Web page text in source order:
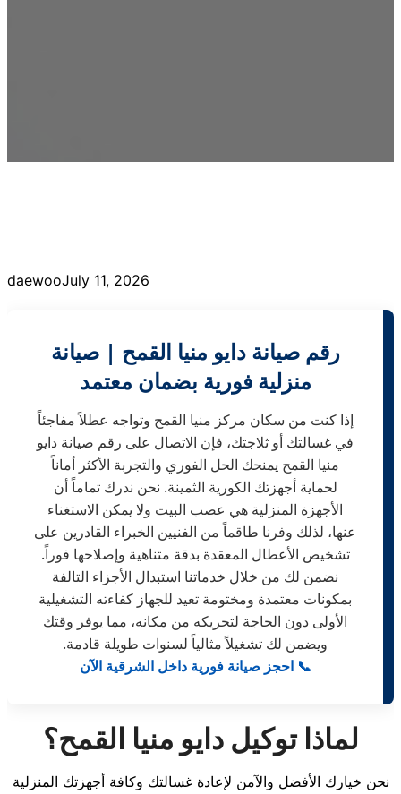
daewooJuly 11, 2026
رقم صيانة دايو منيا القمح | صيانة
منزلية فورية بضمان معتمد
إذا كنت من سكان مركز منيا القمح وتواجه عطلاً مفاجئاً
في غسالتك أو ثلاجتك، فإن الاتصال على رقم صيانة دايو
منيا القمح يمنحك الحل الفوري والتجربة الأكثر أماناً
لحماية أجهزتك الكورية الثمينة. نحن ندرك تماماً أن
الأجهزة المنزلية هي عصب البيت ولا يمكن الاستغناء
عنها، لذلك وفرنا طاقماً من الفنيين الخبراء القادرين على
تشخيص الأعطال المعقدة بدقة متناهية وإصلاحها فوراً.
نضمن لك من خلال خدماتنا استبدال الأجزاء التالفة
بمكونات معتمدة ومختومة تعيد للجهاز كفاءته التشغيلية
الأولى دون الحاجة لتحريكه من مكانه، مما يوفر وقتك
ويضمن لك تشغيلاً مثالياً لسنوات طويلة قادمة.
📞 احجز صيانة فورية داخل الشرقية الآن
لماذا توكيل دايو منيا القمح؟
نحن خيارك الأفضل والآمن لإعادة غسالتك وكافة أجهزتك المنزلية